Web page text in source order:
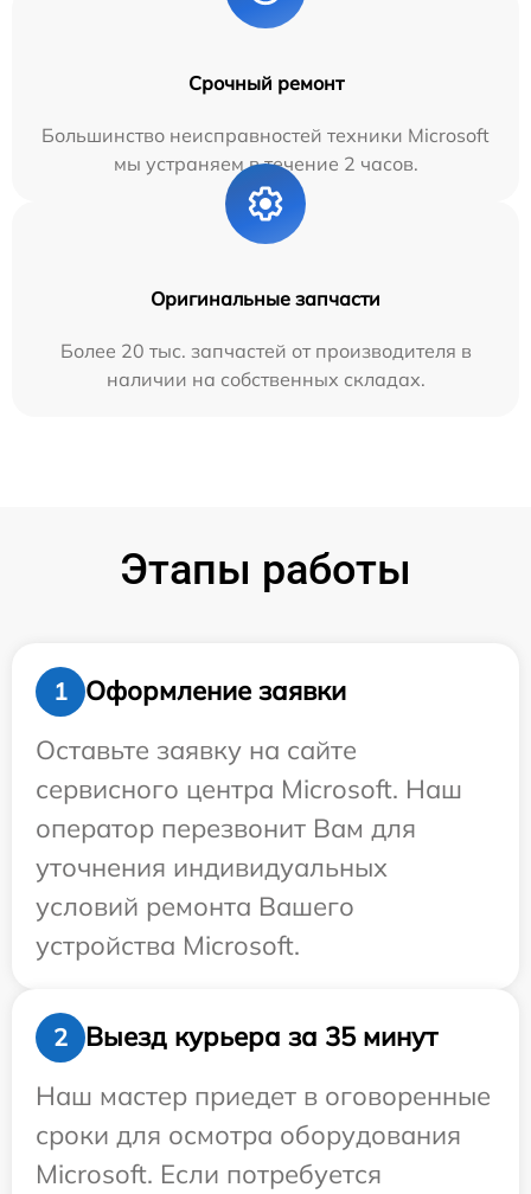
Срочный ремонт
Большинство неисправностей техники Microsoft
мы устраняем в течение 2 часов.
Оригинальные запчасти
Более 20 тыс. запчастей от производителя в
наличии на собственных складах.
Этапы работы
1
Оформление заявки
Оставьте заявку на сайте
сервисного центра Microsoft. Наш
оператор перезвонит Вам для
уточнения индивидуальных
условий ремонта Вашего
устройства Microsoft.
2
Выезд курьера за 35 минут
Наш мастер приедет в оговоренные
сроки для осмотра оборудования
Microsoft. Если потребуется